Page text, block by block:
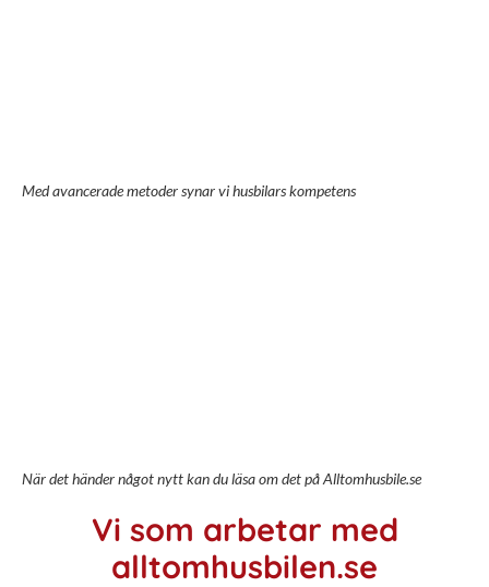
Med avancerade metoder synar vi husbilars kompetens
När det händer något nytt kan du läsa om det på Alltomhusbile.se
Vi som arbetar med
alltomhusbilen.se